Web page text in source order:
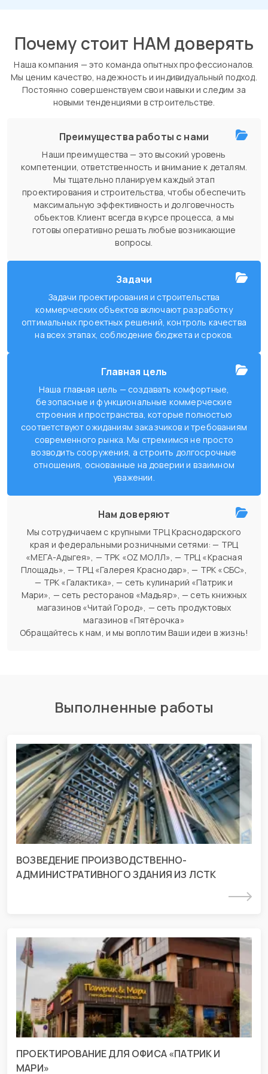
Почему стоит НАМ доверять
Наша компания — это команда опытных профессионалов.
Мы ценим качество, надежность и индивидуальный подход.
Постоянно совершенствуем свои навыки и следим за
новыми тенденциями в строительстве.
Преимущества работы с нами
Наши преимущества — это высокий уровень
компетенции, ответственность и внимание к деталям.
Мы тщательно планируем каждый этап
проектирования и строительства, чтобы обеспечить
максимальную эффективность и долговечность
объектов. Клиент всегда в курсе процесса, а мы
готовы оперативно решать любые возникающие
вопросы.
Задачи
Задачи проектирования и строительства
коммерческих объектов включают разработку
оптимальных проектных решений, контроль качества
на всех этапах, соблюдение бюджета и сроков.
Главная цель
Наша главная цель — создавать комфортные,
безопасные и функциональные коммерческие
строения и пространства, которые полностью
соответствуют ожиданиям заказчиков и требованиям
современного рынка. Мы стремимся не просто
возводить сооружения, а строить долгосрочные
отношения, основанные на доверии и взаимном
уважении.
Нам доверяют
Мы сотрудничаем с крупными ТРЦ Краснодарского
края и федеральными розничными сетями: — ТРЦ
«МЕГА-Адыгея», — ТРК «OZ MОЛЛ», — ТРЦ «Красная
Площадь», — ТРЦ «Галерея Краснодар», — ТРК «СБС»,
— ТРК «Галактика», — сеть кулинарий «Патрик и
Мари», — сеть ресторанов «Мадьяр», — сеть книжных
магазинов «Читай Город», — сеть продуктовых
магазинов «Пятёрочка»
Обращайтесь к нам, и мы воплотим Ваши идеи в жизнь!
Выполненные работы
ВОЗВЕДЕНИЕ ПРОИЗВОДСТВЕННО-
АДМИНИСТРАТИВНОГО ЗДАНИЯ ИЗ ЛСТК
СМР производственно-
административного здания из ЛСТК
г. Краснодар, ул. Зиповская
Подробнее
ПРОЕКТИРОВАНИЕ ДЛЯ ОФИСА «ПАТРИК И
МАРИ»
Проект для офиса «Патрик и Мари» г.
Краснодар
г. Краснодар, ул. Зиповская